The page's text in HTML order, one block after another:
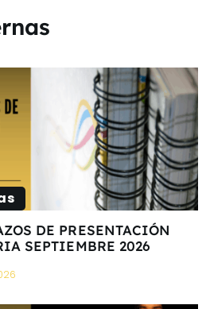
DE PRESENTACIÓN
SEPTIEMBRE 2026